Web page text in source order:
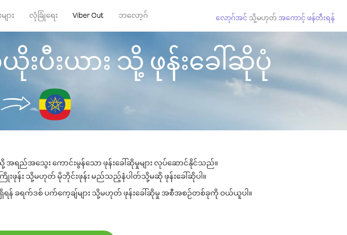
ား လုံခြုံရေး Viber Out ဘလော့ဂ် လော့ဂ်အင် သို့မဟုတ် အကောင့် ဖန်တီးရန်
ပီးယား သို့ ဖုန်းခေါ်ဆိုပုံ
အရည်အသွေး ကောင်းမွန်သော ဖုန်းခေါ်ဆိုမှုများ လုပ်ဆောင်နိုင်သည်။
ြိုးဖုန်း သို့မဟုတ် မိုဘိုင်းဖုန်း မည်သည့်နံပါတ်သို့မဆို ဖုန်းခေါ်ဆိုပါ။
န် ခရက်ဒစ် ပက်ကေ့ချ်များ သို့မဟုတ် ဖုန်းခေါ်ဆိုမှု အစီအစဉ်တစ်ခုကို ဝယ်ယူပါ။